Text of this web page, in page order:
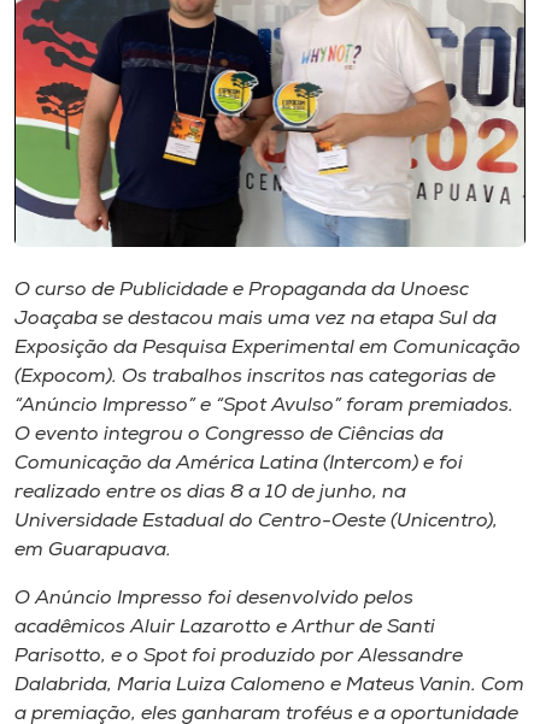
Cultura
CPA
Biblioteca
Rádio
Museu
Unoesc
Store
Selecione
o idioma
O curso de Publicidade e Propaganda da Unoesc
Joaçaba se destacou mais uma vez na etapa Sul da
Exposição da Pesquisa Experimental em Comunicação
(Expocom). Os trabalhos inscritos nas categorias de
“Anúncio Impresso” e “Spot Avulso” foram premiados.
O evento integrou o Congresso de Ciências da
Comunicação da América Latina (Intercom) e foi
realizado entre os dias 8 a 10 de junho, na
Universidade Estadual do Centro-Oeste (Unicentro),
em Guarapuava.
O Anúncio Impresso foi desenvolvido pelos
acadêmicos Aluir Lazarotto e Arthur de Santi
Parisotto, e o Spot foi produzido por Alessandre
Dalabrida, Maria Luiza Calomeno e Mateus Vanin. Com
a premiação, eles ganharam troféus e a oportunidade